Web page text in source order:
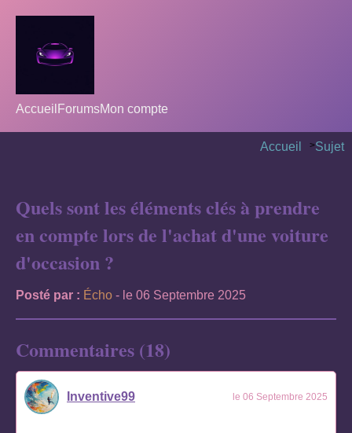
Accueil ForumsMon compte
Accueil >Sujet
Quels sont les éléments clés à prendre
en compte lors de l'achat d'une voiture
d'occasion ?
Posté par : Écho - le 06 Septembre 2025
Commentaires (18)
Inventive99 le 06 Septembre 2025